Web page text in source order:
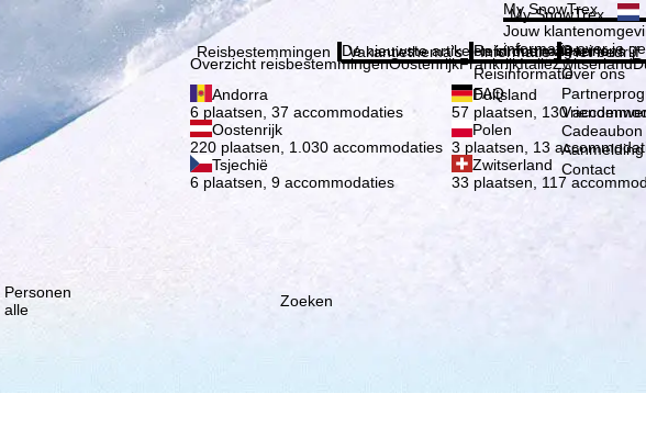
My SnowTrex
My SnowTrex
Jouw
informatie over je
Reisbestemmingen
Overzicht reisbestemmingenOostenrijkFrankrijkItaliëZwitserland
Andorra
6 plaatsen, 37 accommodaties
Duitsland
57 plaatsen, 130
Oostenrijk
220 plaatsen, 1.030 accommodaties
Polen
3 plaatsen, 13
Tsjechië
6 plaatsen, 9 accommodaties
Zwitserland
33 plaatsen, 117
Vakantiethema's
De nieuwste artikelen in ons magazine
Informatie
Reisinformatie
Reisinformatie
FAQ
Het bedrijf
Over ons
Over ons
Cadeaubon
Contact
Personen
alle
Zoeken